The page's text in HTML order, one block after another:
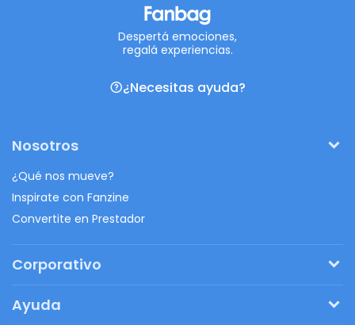
Despertá emociones,
regalá experiencias.
¿Necesitas ayuda?
Nosotros
¿Qué nos mueve?
Inspirate con Fanzine
Convertite en Prestador
Corporativo
Regalos originales
Ayuda